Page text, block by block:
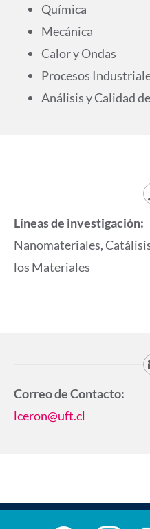
Química
Mecánica
Calor y Ondas
Procesos
Análisis y Calidad
Líneas de investigación:
Nanomateriales,
los Materiales
Correo de Contacto:
lceron@uft.cl